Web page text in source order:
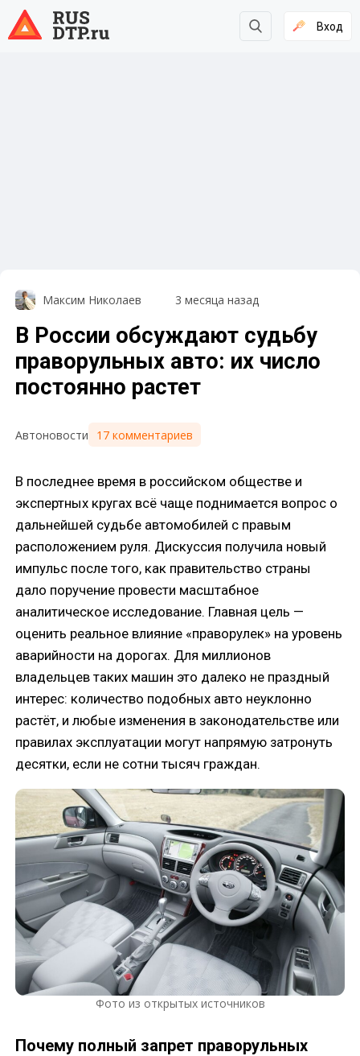
Вход
Максим Николаев 3 месяца назад
В России обсуждают судьбу
праворульных авто: их число
постоянно растет
Автоновости 17 комментариев
В последнее время в российском обществе и
экспертных кругах всё чаще поднимается вопрос о
дальнейшей судьбе автомобилей с правым
расположением руля. Дискуссия получила новый
импульс после того, как правительство страны
дало поручение провести масштабное
аналитическое исследование. Главная цель —
оценить реальное влияние «праворулек» на уровень
аварийности на дорогах. Для миллионов
владельцев таких машин это далеко не праздный
интерес: количество подобных авто неуклонно
растёт, и любые изменения в законодательстве или
правилах эксплуатации могут напрямую затронуть
десятки, если не сотни тысяч граждан.
Фото из открытых источников
Почему полный запрет праворульных